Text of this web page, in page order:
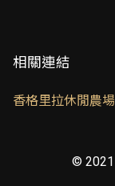
相關連結
香格里拉休閒農場
© 2021